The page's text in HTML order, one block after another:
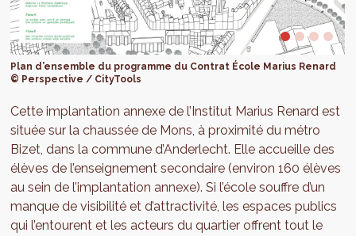
Plan d’ensemble du programme du Contrat École Marius Renard
© Perspective / CityTools
Cette implantation annexe de l’Institut Marius Renard est
située sur la chaussée de Mons, à proximité du métro
Bizet, dans la commune d’Anderlecht. Elle accueille des
élèves de l’enseignement secondaire (environ 160 élèves
au sein de l’implantation annexe). Si l’école souffre d’un
manque de visibilité et d’attractivité, les espaces publics
qui l’entourent et les acteurs du quartier offrent tout le